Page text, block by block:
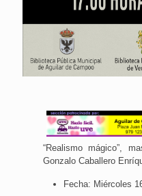
“Realismo mágico”,
Gonzalo Caballero
Fecha: Miércoles